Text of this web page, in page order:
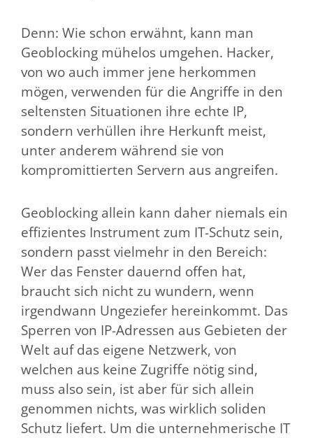
Denn: Wie schon erwähnt, kann man
Geoblocking mühelos umgehen. Hacker,
von wo auch immer jene herkommen
mögen, verwenden für die Angriffe in den
seltensten Situationen ihre echte IP,
sondern verhüllen ihre Herkunft meist,
unter anderem während sie von
kompromittierten Servern aus angreifen.
Geoblocking allein kann daher niemals ein
effizientes Instrument zum IT-Schutz sein,
sondern passt vielmehr in den Bereich:
Wer das Fenster dauernd offen hat,
braucht sich nicht zu wundern, wenn
irgendwann Ungeziefer hereinkommt. Das
Sperren von IP-Adressen aus Gebieten der
Welt auf das eigene Netzwerk, von
welchen aus keine Zugriffe nötig sind,
muss also sein, ist aber für sich allein
genommen nichts, was wirklich soliden
Schutz liefert. Um die unternehmerische IT